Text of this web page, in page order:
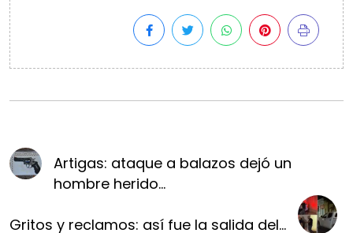
Artigas: ataque a balazos dejó un
hombre herido...
Gritos y reclamos: así fue la salida del...